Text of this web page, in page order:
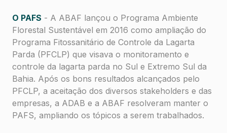
O PAFS - A ABAF lançou o Programa Ambiente
Florestal Sustentável em 2016 como ampliação do
Programa Fitossanitário de Controle da Lagarta
Parda (PFCLP) que visava o monitoramento e
controle da lagarta parda no Sul e Extremo Sul da
Bahia. Após os bons resultados alcançados pelo
PFCLP, a aceitação dos diversos stakeholders e das
empresas, a ADAB e a ABAF resolveram manter o
PAFS, ampliando os tópicos a serem trabalhados.